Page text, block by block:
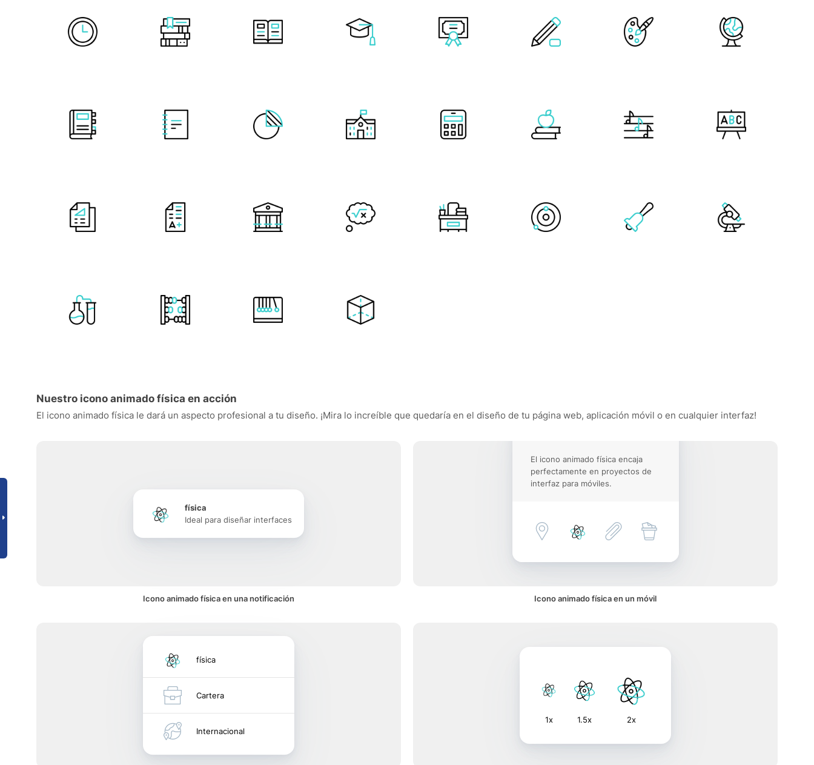
Nuestro icono animado física en acción
El icono animado física le dará un aspecto profesional a tu diseño. ¡Mira lo increíble que quedaría en el diseño de tu página web, aplicación móvil o en cualquier interfaz!
física
Ideal para diseñar interfaces
Icono animado física en una notificación
El icono animado física encaja
perfectamente en proyectos de
interfaz para móviles.
Icono animado física en un móvil
física
Cartera
Internacional
1x 1.5x 2x